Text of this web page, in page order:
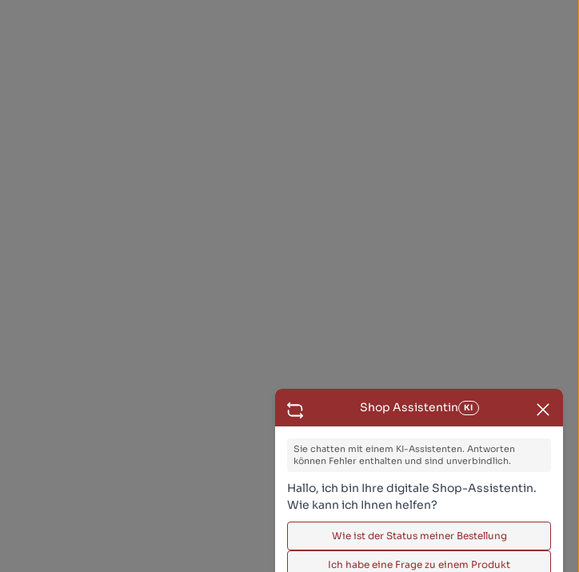
Shop Assistentin KI
Sie chatten mit einem KI-Assistenten. Antworten
können Fehler enthalten und sind unverbindlich.
Hallo, ich bin Ihre digitale Shop-Assistentin.
Wie kann ich Ihnen helfen?
Wie ist der Status meiner Bestellung
Ich habe eine Frage zu einem Produkt